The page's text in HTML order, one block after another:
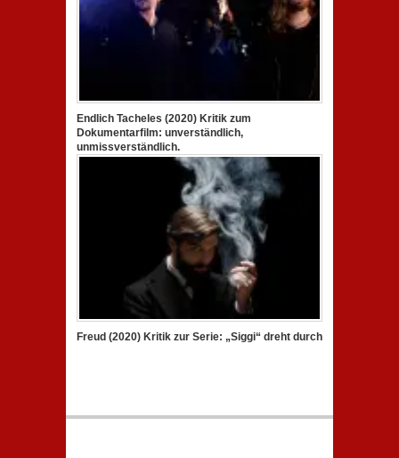
Endlich Tacheles (2020) Kritik zum
Dokumentarfilm: unverständlich,
unmissverständlich.
Freud (2020) Kritik zur Serie: „Siggi“ dreht durch